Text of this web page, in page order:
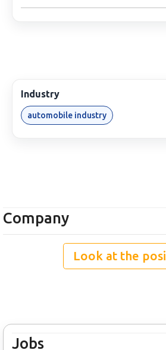
Industry
automobile industry
Company
Look at the
Jobs